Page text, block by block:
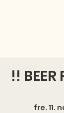
!! BEER
fre. 11.